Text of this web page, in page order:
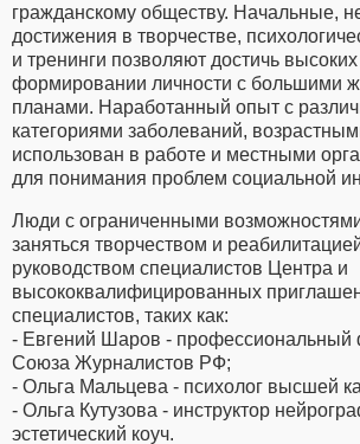
гражданскому обществу. Начальные,
достижения в творчестве,
и тренинги позволяют достичь высоких
формировании личности с большими
планами. Наработанный опыт с
категориями заболеваний,
использован в работе и местными
для понимания проблем социальной
Люди с ограниченными
заняться творчеством и
руководством специалистов Центра и
высококвалифицированных
специалистов, таких как:
- Евгений Шаров - профессиональный
Союза Журналистов РФ;
- Ольга Мальцева - психолог высшей
- Ольга Кутузова - инструктор
эстетический коуч.